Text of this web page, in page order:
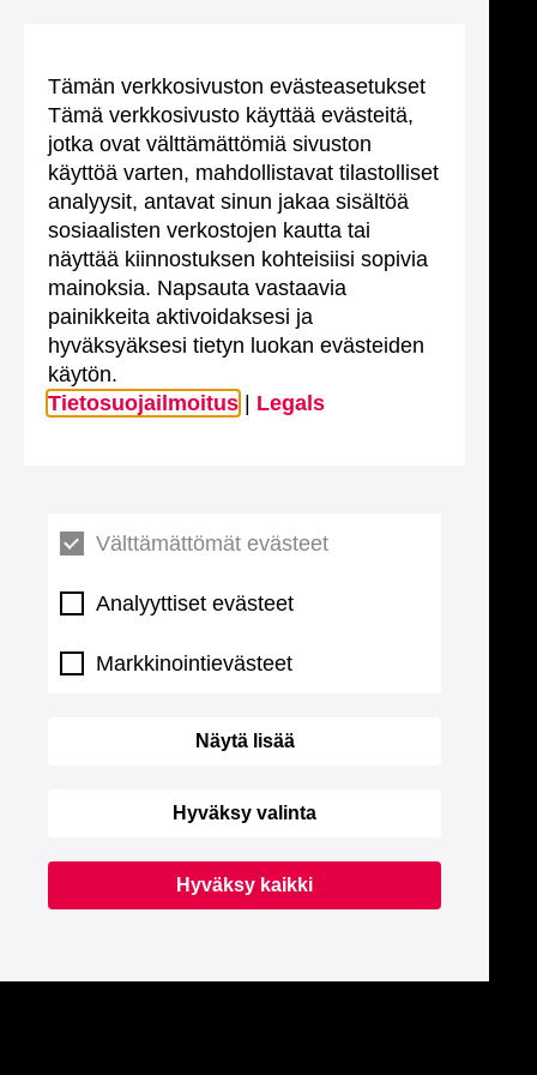
Tämän verkkosivuston evästeasetukset
Tämä verkkosivusto käyttää evästeitä,
jotka ovat välttämättömiä sivuston
käyttöä varten, mahdollistavat tilastolliset
analyysit, antavat sinun jakaa sisältöä
sosiaalisten verkostojen kautta tai
näyttää kiinnostuksen kohteisiisi sopivia
mainoksia. Napsauta vastaavia
painikkeita aktivoidaksesi ja
hyväksyäksesi tietyn luokan evästeiden
käytön.
Tietosuojailmoitus
Legals
Välttämättömät evästeet
Analyyttiset evästeet
Markkinointievästeet
Näytä lisää
Hyväksy valinta
Hyväksy kaikki